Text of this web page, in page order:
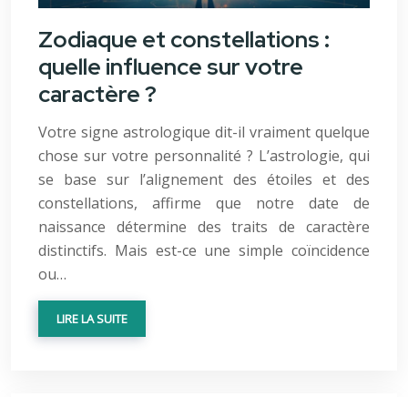
Zodiaque et constellations :
quelle influence sur votre
caractère ?
Votre signe astrologique dit-il vraiment quelque
chose sur votre personnalité ? L’astrologie, qui
se base sur l’alignement des étoiles et des
constellations, affirme que notre date de
naissance détermine des traits de caractère
distinctifs. Mais est-ce une simple coïncidence
ou…
LIRE LA SUITE